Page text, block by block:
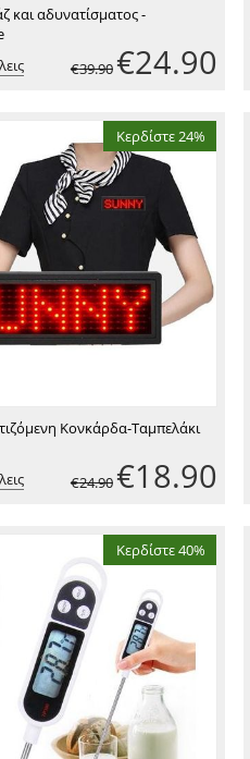
και αδυνατίσματος -
€39.90 €24.90
Κερδίστε 24%
Κονκάρδα-Ταμπελάκι
€24.90 €18.90
Κερδίστε 40%